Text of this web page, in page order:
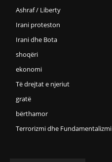
Ashraf / Liberty
Irani proteston
Irani dhe Bota
shoqëri
ekonomi
Të drejtat e njeriut
gratë
bërthamor
Terrorizmi dhe Fundamentalizmi